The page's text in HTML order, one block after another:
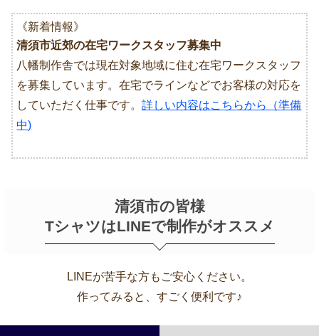
《新着情報》
清須市近郊の在宅ワークスタッフ募集中
八幡制作舎では現在対象地域に住む在宅ワークスタッフ
を募集しています。在宅でラインなどでお客様の対応を
していただく仕事です。詳しい内容はこちらから（準備
中)
清須市の皆様
TシャツはLINEで制作がオススメ
LINEが苦手な方もご安心ください。
作ってみると、すごく便利です♪